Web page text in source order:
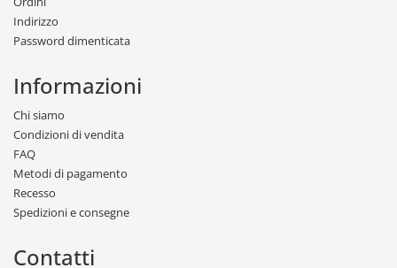
Indirizzo
Password dimenticata
Informazioni
Chi siamo
Condizioni di vendita
FAQ
Metodi di pagamento
Recesso
Spedizioni e consegne
Contatti